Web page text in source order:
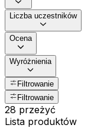
Liczba uczestników
Ocena
Wyróżnienia
Filtrowanie
Filtrowanie
28 przeżyć
Lista produktów